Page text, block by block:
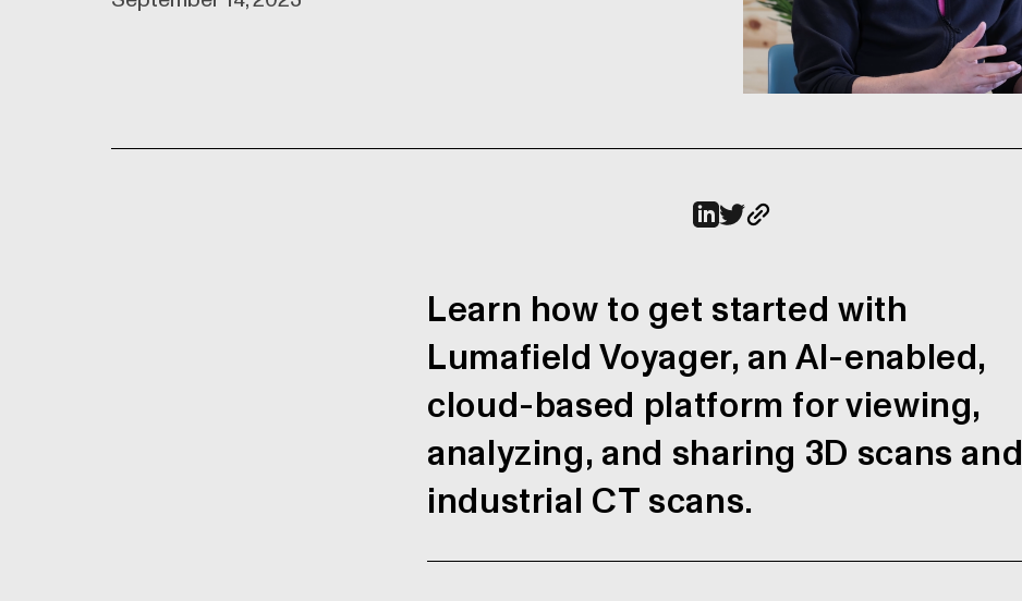
Learn how to get started with
Lumafield Voyager, an AI-enabled,
cloud-based platform for viewing,
analyzing, and sharing 3D scans and
industrial CT scans.